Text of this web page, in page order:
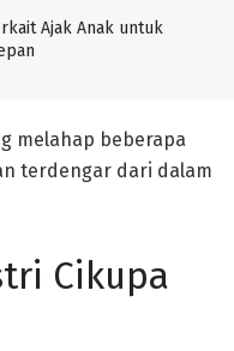
Ajak Anak untuk
melahap beberapa
terdengar dari dalam
Cikupa